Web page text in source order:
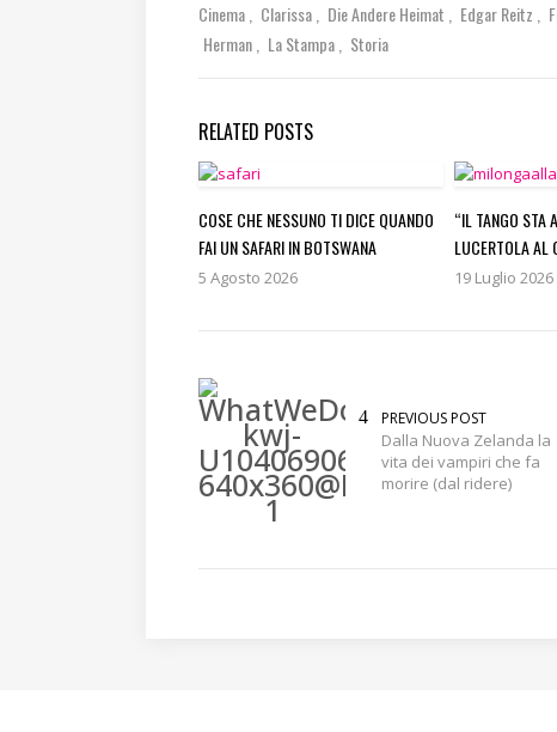
Cinema Clarissa Die Andere Heimat Edgar Reitz
Herman
La Stampa Storia
RELATED POSTS
COSE CHE NESSUNO TI DICE QUANDO
FAI UN SAFARI IN BOTSWANA
5 Agosto 2026
“IL TANGO STA
LUCERTOLA AL
19 Luglio 2026
PREVIOUS POST
Dalla Nuova Zelanda la
vita dei vampiri che fa
morire (dal ridere)